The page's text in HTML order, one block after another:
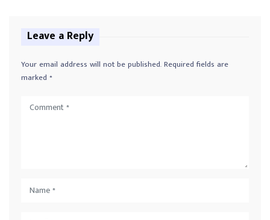
Leave a Reply
Your email address will not be published.Required fields are
marked *